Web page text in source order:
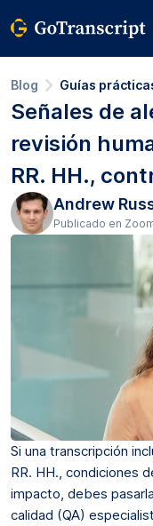
Blog Guías
Señales de
revisión
RR. HH.,
Andrew
Publicado en
Si una transcripción
RR. HH., condiciones
impacto, debes
calidad (QA)